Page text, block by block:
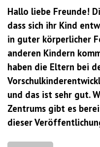
Hallo liebe Freunde!
dass sich ihr Kind
in guter körperlicher
anderen Kindern
haben die Eltern bei
und das ist sehr gut.
Zentrums gibt es
dieser